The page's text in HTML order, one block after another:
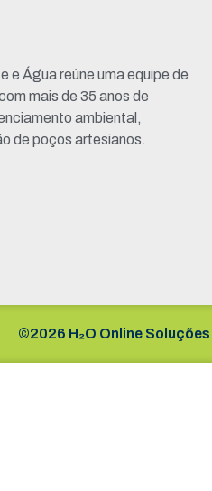
e Água reúne uma equipe de
mais de 35 anos de
ambiental,
de poços artesianos.
©2026 H₂O Online